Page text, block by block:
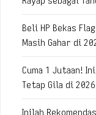
Beli HP Bekas
Masih Gahar di
Cuma 1 Jutaan!
Tetap Gila di 2026
Inilah